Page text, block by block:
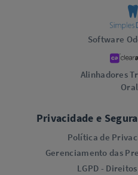
Software
Alinhadores
Privacidade e
Política de
Gerenciamento das
LGPD -